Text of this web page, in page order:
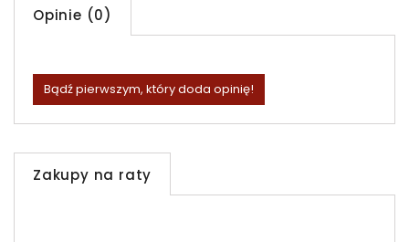
Opinie (0)
Bądź pierwszym, który doda opinię!
Zakupy na raty